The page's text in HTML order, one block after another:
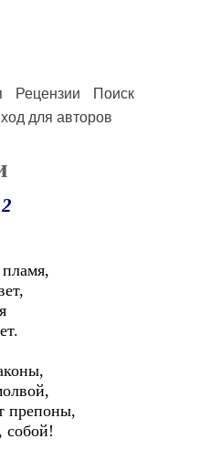
Рецензии
Поиск
для авторов
препоны,
собой!